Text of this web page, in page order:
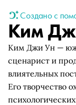
Создано с
Ким
Ким Джи Ун —
сценарист и
влиятельных
Его творчество